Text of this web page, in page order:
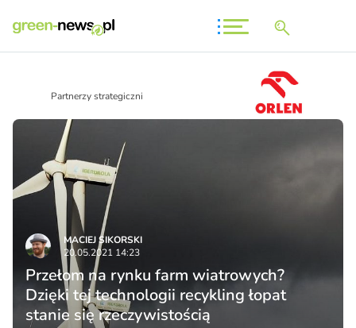
Partnerzy strategiczni
MACIEJ SIKORSKI
20.05.2021 14:23
Przełom na rynku farm wiatrowych?
Dzięki tej technologii recykling łopat
stanie się rzeczywistością